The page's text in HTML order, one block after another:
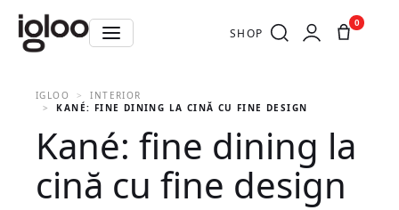
SHOP
0
IGLOO
INTERIOR
KANÉ: FINE DINING LA CINĂ CU FINE DESIGN
Kané: fine dining la
cină cu fine design